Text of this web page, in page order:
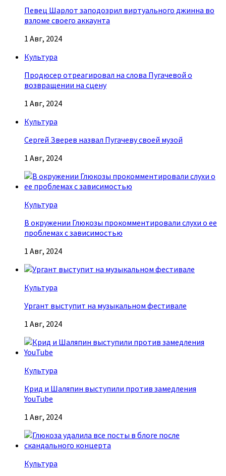
Певец Шарлот заподозрил виртуального джинна во
взломе своего аккаунта
1 Авг, 2024
Культура
Продюсер отреагировал на слова Пугачевой о
возвращении на сцену
1 Авг, 2024
Культура
Сергей Зверев назвал Пугачеву своей музой
1 Авг, 2024
Культура
В окружении Глюкозы прокомментировали слухи о ее
проблемах с зависимостью
1 Авг, 2024
Культура
Ургант выступит на музыкальном фестивале
1 Авг, 2024
Культура
Крид и Шаляпин выступили против замедления
YouTube
1 Авг, 2024
Культура